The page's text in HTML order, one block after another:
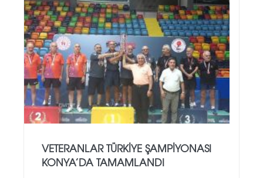
VETERANLAR TÜRKIYE ŞAMPIYONASI
KONYA’DA TAMAMLANDI